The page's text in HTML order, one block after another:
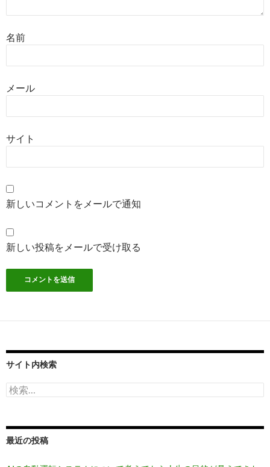
名前
メール
サイト
新しいコメントをメールで通知
新しい投稿をメールで受け取る
サイト内検索
検
索:
最近の投稿